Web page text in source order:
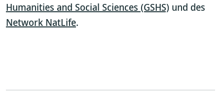
Humanities and Social Sciences (GSHS) und des
Network NatLife.